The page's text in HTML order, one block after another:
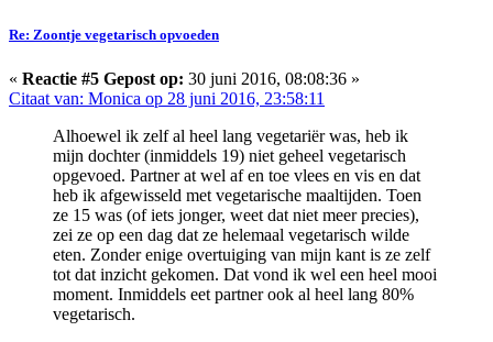
Re: Zoontje vegetarisch opvoeden
« Reactie #5 Gepost op: 30 juni 2016, 08:08:36 »
Citaat van: Monica op 28 juni 2016, 23:58:11
Alhoewel ik zelf al heel lang vegetariër was, heb ik
mijn dochter (inmiddels 19) niet geheel vegetarisch
opgevoed. Partner at wel af en toe vlees en vis en dat
heb ik afgewisseld met vegetarische maaltijden. Toen
ze 15 was (of iets jonger, weet dat niet meer precies),
zei ze op een dag dat ze helemaal vegetarisch wilde
eten. Zonder enige overtuiging van mijn kant is ze zelf
tot dat inzicht gekomen. Dat vond ik wel een heel mooi
moment. Inmiddels eet partner ook al heel lang 80%
vegetarisch.